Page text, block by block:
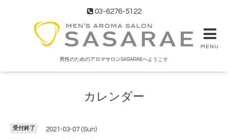
03-6276-5122
MENU
男性のためのアロマサロンSASARAEへようこそ
カレンダー
受付終了 2021-03-07 (Sun)